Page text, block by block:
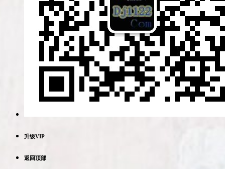
升级VIP
返回顶部